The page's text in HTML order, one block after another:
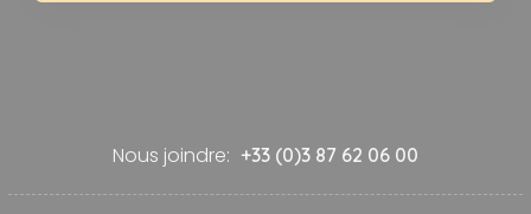
Nous joindre: +33 (0)3 87 62 06 00